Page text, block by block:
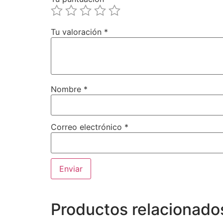
Tu valoración *
Nombre *
Correo electrónico *
Productos